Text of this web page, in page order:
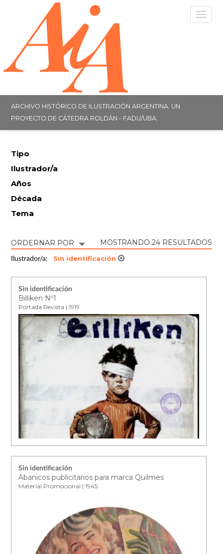
ARCHIVO HISTÓRICO DE ILUSTRACIÓN ARGENTINA. UN
PROYECTO DE CÁTEDRA ROLDÁN - FADU/UBA.
Tipo
Ilustrador/a
Años
Década
Tema
ORDERNAR POR MOSTRANDO 24 RESULTADOS
Ilustrador/a: Sin identificación
Sin identificación
Billiken Nº1
Portada Revista | 1919
Sin identificación
Abanicos publicitarios para marca Quilmes
Material Promocional | 1945